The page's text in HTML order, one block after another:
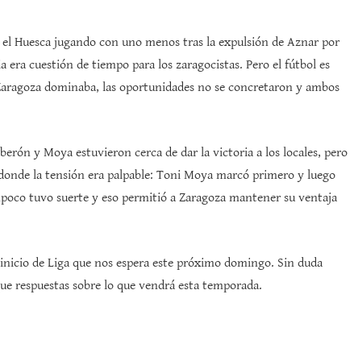
Huesca jugando con uno menos tras la expulsión de Aznar por
cuestión de tiempo para los zaragocistas. Pero el fútbol es
dominaba, las oportunidades no se concretaron y ambos
y Moya estuvieron cerca de dar la victoria a los locales, pero
la tensión era palpable: Toni Moya marcó primero y luego
tuvo suerte y eso permitió a Zaragoza mantener su ventaja
de Liga que nos espera este próximo domingo. Sin duda
respuestas sobre lo que vendrá esta temporada.